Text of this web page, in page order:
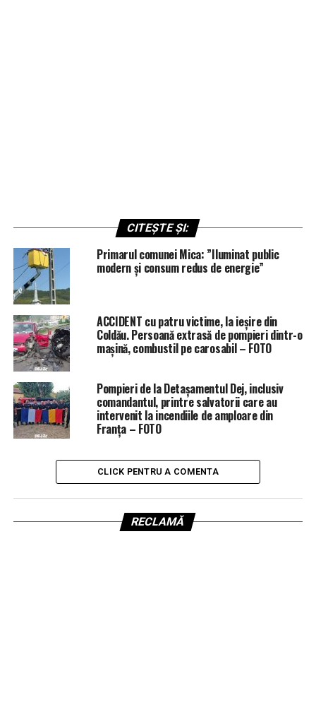
CITEȘTE ȘI:
Primarul comunei Mica: ”Iluminat public
modern și consum redus de energie”
ACCIDENT cu patru victime, la ieșire din
Coldău. Persoană extrasă de pompieri dintr-o
mașină, combustil pe carosabil – FOTO
Pompieri de la Detașamentul Dej, inclusiv
comandantul, printre salvatorii care au
intervenit la incendiile de amploare din
Franța – FOTO
CLICK PENTRU A COMENTA
RECLAMĂ